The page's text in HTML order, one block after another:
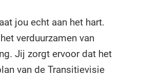
jou echt aan het hart.
verduurzamen van
Jij zorgt ervoor dat het
van de Transitievisie